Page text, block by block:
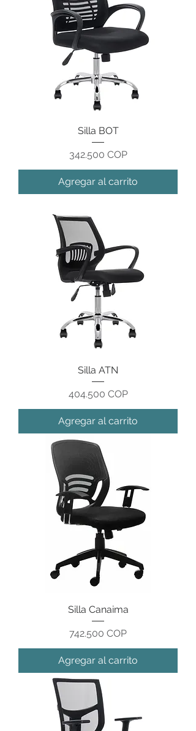
Silla BOT
Precio
342.500 COP
Agregar al carrito
Silla ATN
Precio
404.500 COP
Agregar al carrito
Silla Canaima
Precio
742.500 COP
Agregar al carrito